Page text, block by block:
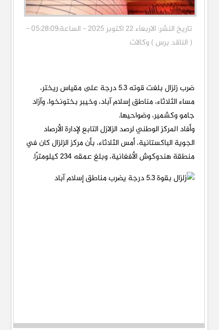
تاريخ النشر: الاربعاء 22 اكتوبر 2025 - الساعة:05:28:09 -
( الناقد برس ) وكالات
ضرب زلزال بلغت قوته 5.3 درجة على مقياس ريختر،
مساء الثلاثاء، مناطق إسلام آباد، وخيبر بختونخوا، وآزاد
جامو وكشمير، وضواحيها.
وأفاد المركز الوطني لرصد الزلازل التابع لإدارة الأرصاد
الجوية الباكستانية، أمس الثلاثاء، بأن مركز الزلزال كان في
منطقة هندوكوش الأفغانية، وبلغ عمقه 234 كيلومترًا.